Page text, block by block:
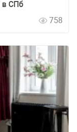
в СПб
758